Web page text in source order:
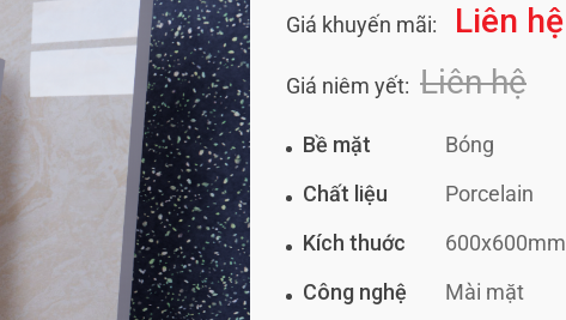
Giá khuyến mãi: Liên hệ
Giá niêm yết: Liên hệ
Bề mặt
Bóng
Chất liệu
Porcelain
Kích thuớc
600x600mm
Công nghệ
Mài mặt